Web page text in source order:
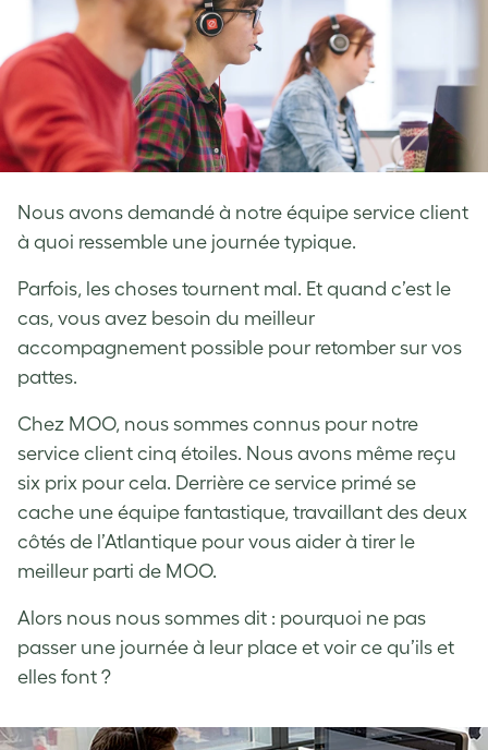
Nous avons demandé à notre équipe service client
à quoi ressemble une journée typique.
Parfois, les choses tournent mal. Et quand c’est le
cas, vous avez besoin du meilleur
accompagnement possible pour retomber sur vos
pattes.
Chez MOO, nous sommes connus pour notre
service client cinq étoiles. Nous avons même reçu
six prix pour cela. Derrière ce service primé se
cache une équipe fantastique, travaillant des deux
côtés de l’Atlantique pour vous aider à tirer le
meilleur parti de MOO.
Alors nous nous sommes dit : pourquoi ne pas
passer une journée à leur place et voir ce qu’ils et
elles font ?